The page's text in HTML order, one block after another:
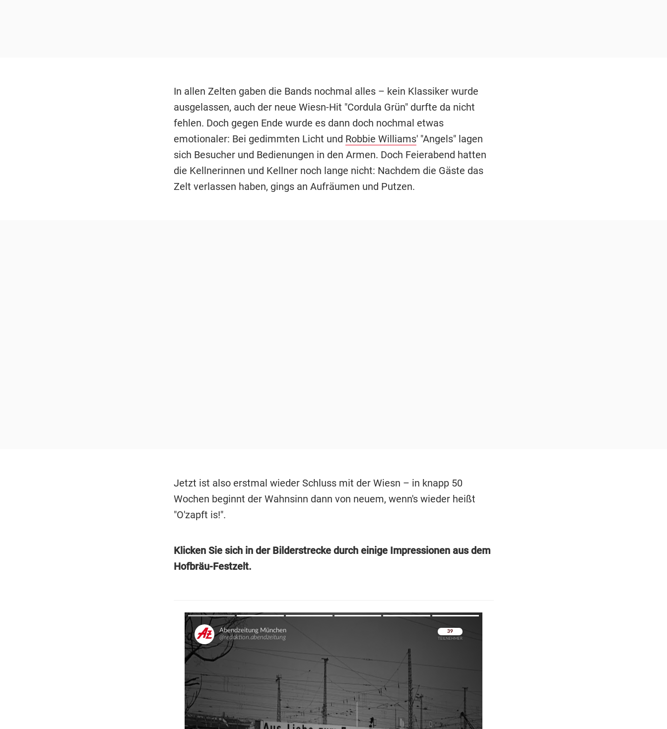
In allen Zelten gaben die Bands nochmal alles – kein Klassiker wurde
ausgelassen, auch der neue Wiesn-Hit "Cordula Grün" durfte da nicht
fehlen. Doch gegen Ende wurde es dann doch nochmal etwas
emotionaler: Bei gedimmten Licht und Robbie Williams' "Angels" lagen
sich Besucher und Bedienungen in den Armen. Doch Feierabend hatten
die Kellnerinnen und Kellner noch lange nicht: Nachdem die Gäste das
Zelt verlassen haben, gings an Aufräumen und Putzen.
Jetzt ist also erstmal wieder Schluss mit der Wiesn – in knapp 50
Wochen beginnt der Wahnsinn dann von neuem, wenn's wieder heißt
"O'zapft is!".
Klicken Sie sich in der Bilderstrecke durch einige Impressionen aus dem
Hofbräu-Festzelt.
Überspringen